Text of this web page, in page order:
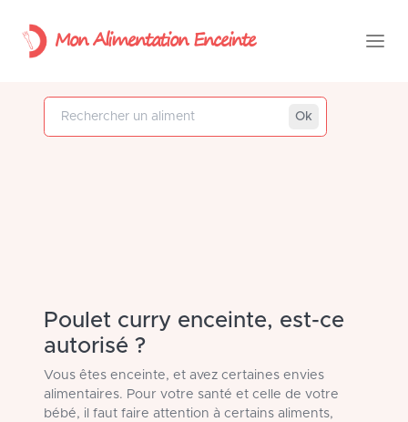
Mon Alimentation Enceinte
Rechercher un aliment
Ok
Poulet curry enceinte, est-ce
autorisé ?
Vous êtes enceinte, et avez certaines envies
alimentaires. Pour votre santé et celle de votre
bébé, il faut faire attention à certains aliments,